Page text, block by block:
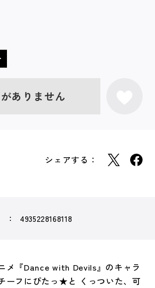
ありません
シェアする：
4935228168118
メ『Dance with Devils』のキャラ
ーフにぴたっ★と くっついた、可